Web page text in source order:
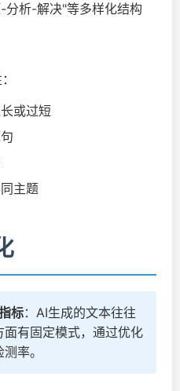
析-解决"等多样化结构
或过短
主题
标：AI生成的文本往往
有固定模式，通过优化
率。